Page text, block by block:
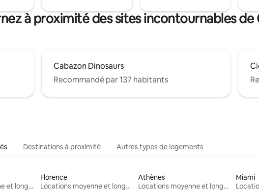
à proximité des sites incontournables de
Cabazon Dinosaurs
Recommandé par 137 habitants
Destinations à proximité Autres types de logements
Locations moyenne et longue durée
Florence
Locations moyenne et longue durée
Athènes
Locations moyenne et longue durée
Miami